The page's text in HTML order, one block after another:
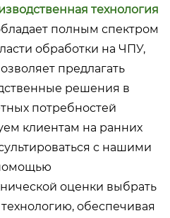
технология
полным спектром
обработки на ЧПУ,
предлагать
решения в
потребностей
клиентам на ранних
с нашими
оценки выбрать
обеспечивая